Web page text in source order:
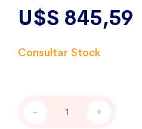
U$S 845,59
Walmur
- +